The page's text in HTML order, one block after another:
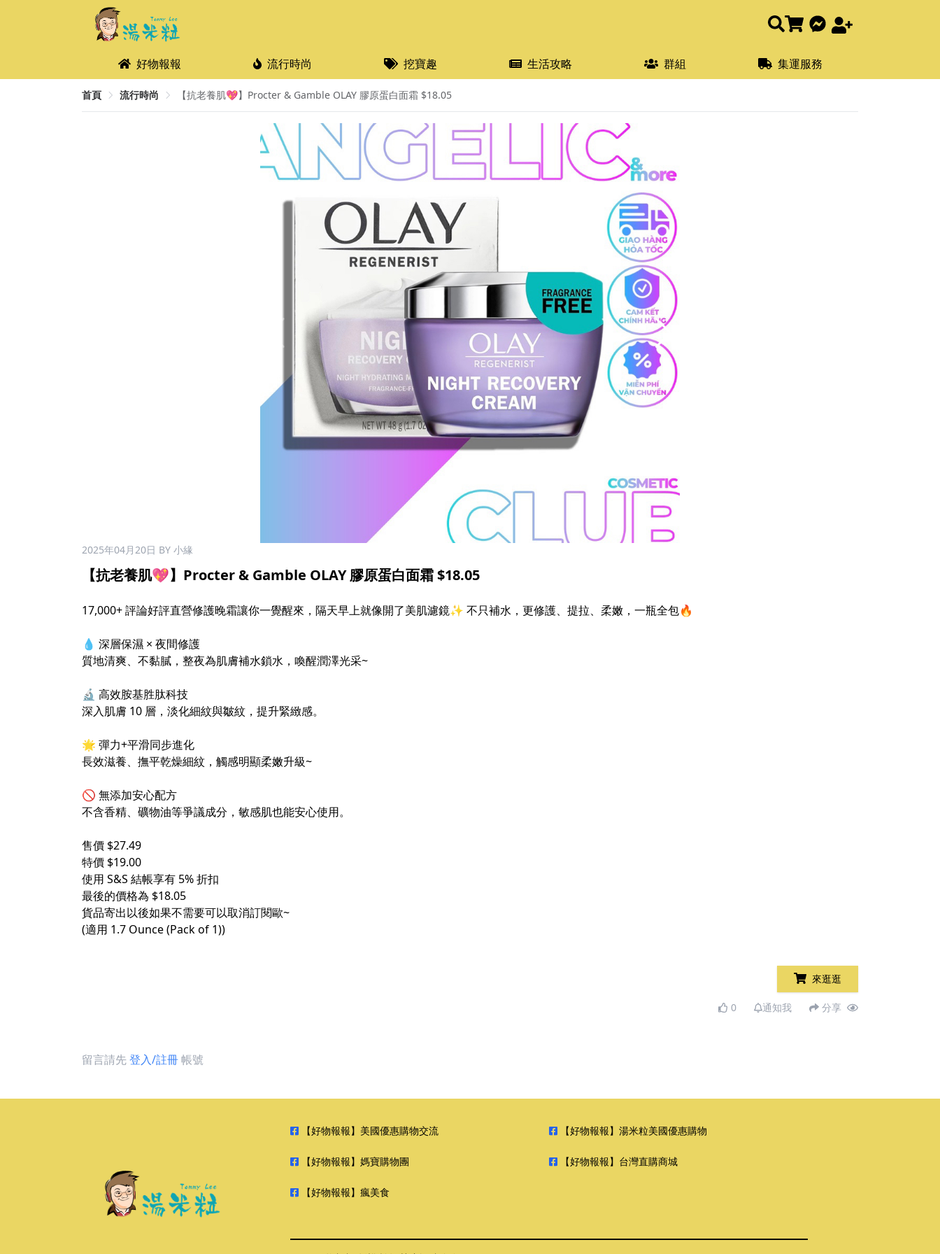
好物報報 流行時尚 挖寶趣 生活攻略 群組 集運服務
首頁 流行時尚 【抗老養肌💖】Procter & Gamble OLAY 膠原蛋白面霜 $18.05
2025年04月20日 BY 小緣
【抗老養肌💖】Procter & Gamble OLAY 膠原蛋白面霜 $18.05
17,000+ 評論好評直營修護晚霜讓你一覺醒來，隔天早上就像開了美肌濾鏡✨ 不只補水，更修護、提拉、柔嫩，一瓶全包🔥
💧 深層保濕 × 夜間修護
質地清爽、不黏膩，整夜為肌膚補水鎖水，喚醒潤澤光采~
🔬 高效胺基胜肽科技
深入肌膚 10 層，淡化細紋與皺紋，提升緊緻感。
🌟 彈力+平滑同步進化
長效滋養、撫平乾燥細紋，觸感明顯柔嫩升級~
🚫 無添加安心配方
不含香精、礦物油等爭議成分，敏感肌也能安心使用。
售價 $27.49
特價 $19.00
使用 S&S 結帳享有 5% 折扣
最後的價格為 $18.05
貨品寄出以後如果不需要可以取消訂閱歐~
(適用 1.7 Ounce (Pack of 1))
來逛逛
0 通知我 分享
留言請先登入/註冊帳號
【好物報報】美國優惠購物交流 【好物報報】湯米粒美國優惠購物
【好物報報】媽寶購物團 【好物報報】台灣直購商城
【好物報報】瘋美食